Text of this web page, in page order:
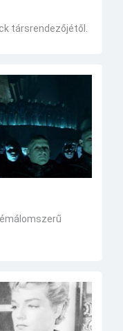
társrendezőjétől.